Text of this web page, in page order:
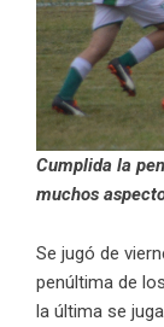
Cumplida la
muchos
Se jugó de
penúltima de
la última se